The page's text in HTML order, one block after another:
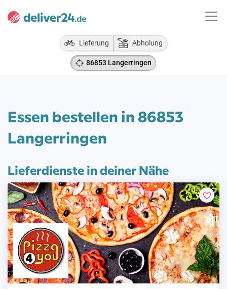
Lieferung Abholung
86853 Langerringen
Essen bestellen in 86853
Langerringen
Lieferdienste in deiner Nähe